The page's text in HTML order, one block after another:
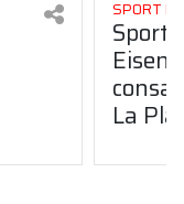
SPORT
Sport
La